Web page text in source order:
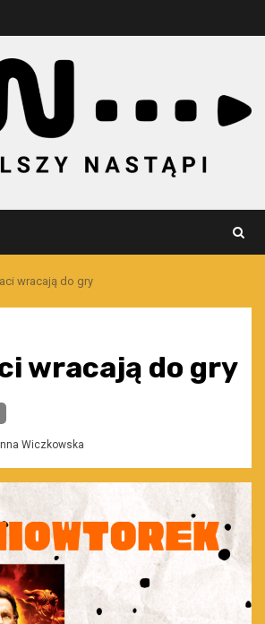
wracają do gry
wracają do gry
Wiczkowska